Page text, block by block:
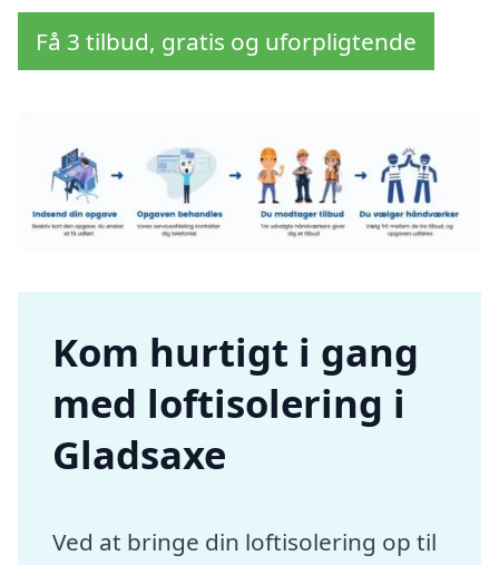
Få 3 tilbud, gratis og uforpligtende
Kom hurtigt i gang
med loftisolering i
Gladsaxe
Ved at bringe din loftisolering op til